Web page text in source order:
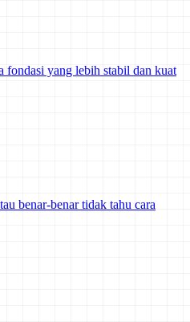
yang lebih stabil dan kuat
benar-benar tidak tahu cara